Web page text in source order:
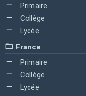
Primaire
Collège
Lycée
France
Primaire
Collège
Lycée